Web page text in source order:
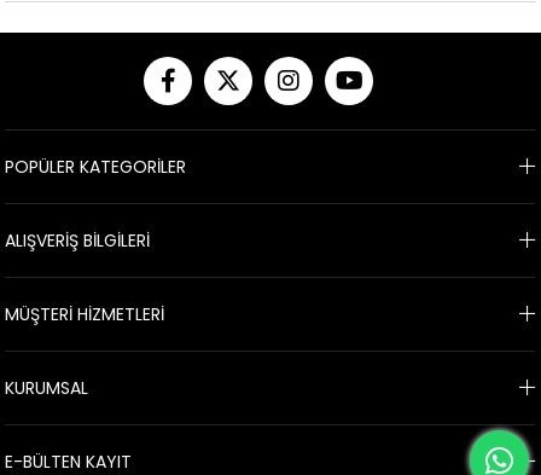
POPÜLER KATEGORİLER
ALIŞVERİŞ BİLGİLERİ
MÜŞTERİ HİZMETLERİ
KURUMSAL
E-BÜLTEN KAYIT